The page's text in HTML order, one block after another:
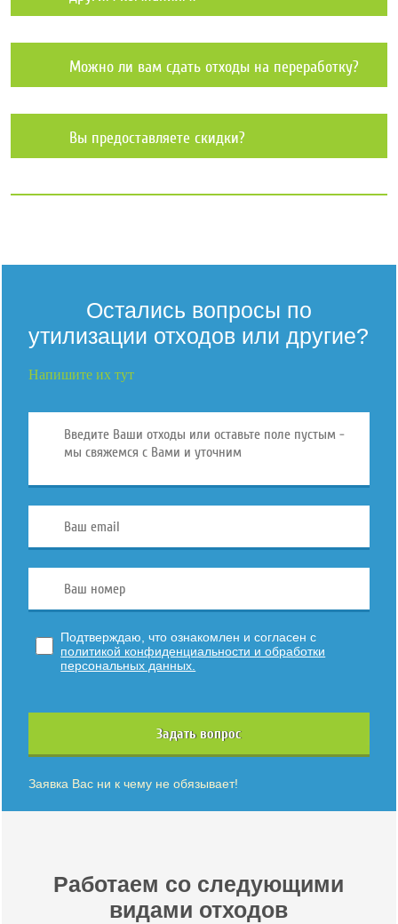
Можно ли вам сдать отходы на переработку?
Вы предоставляете скидки?
Остались вопросы по
утилизации отходов или другие?
Напишите их тут
Подтверждаю, что ознакомлен и согласен с
политикой конфиденциальности и обработки
персональных данных.
Задать вопрос
Заявка Вас ни к чему не обязывает!
Работаем со следующими
видами отходов